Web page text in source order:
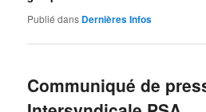
Publié dans Dernières Infos
Communiqué de